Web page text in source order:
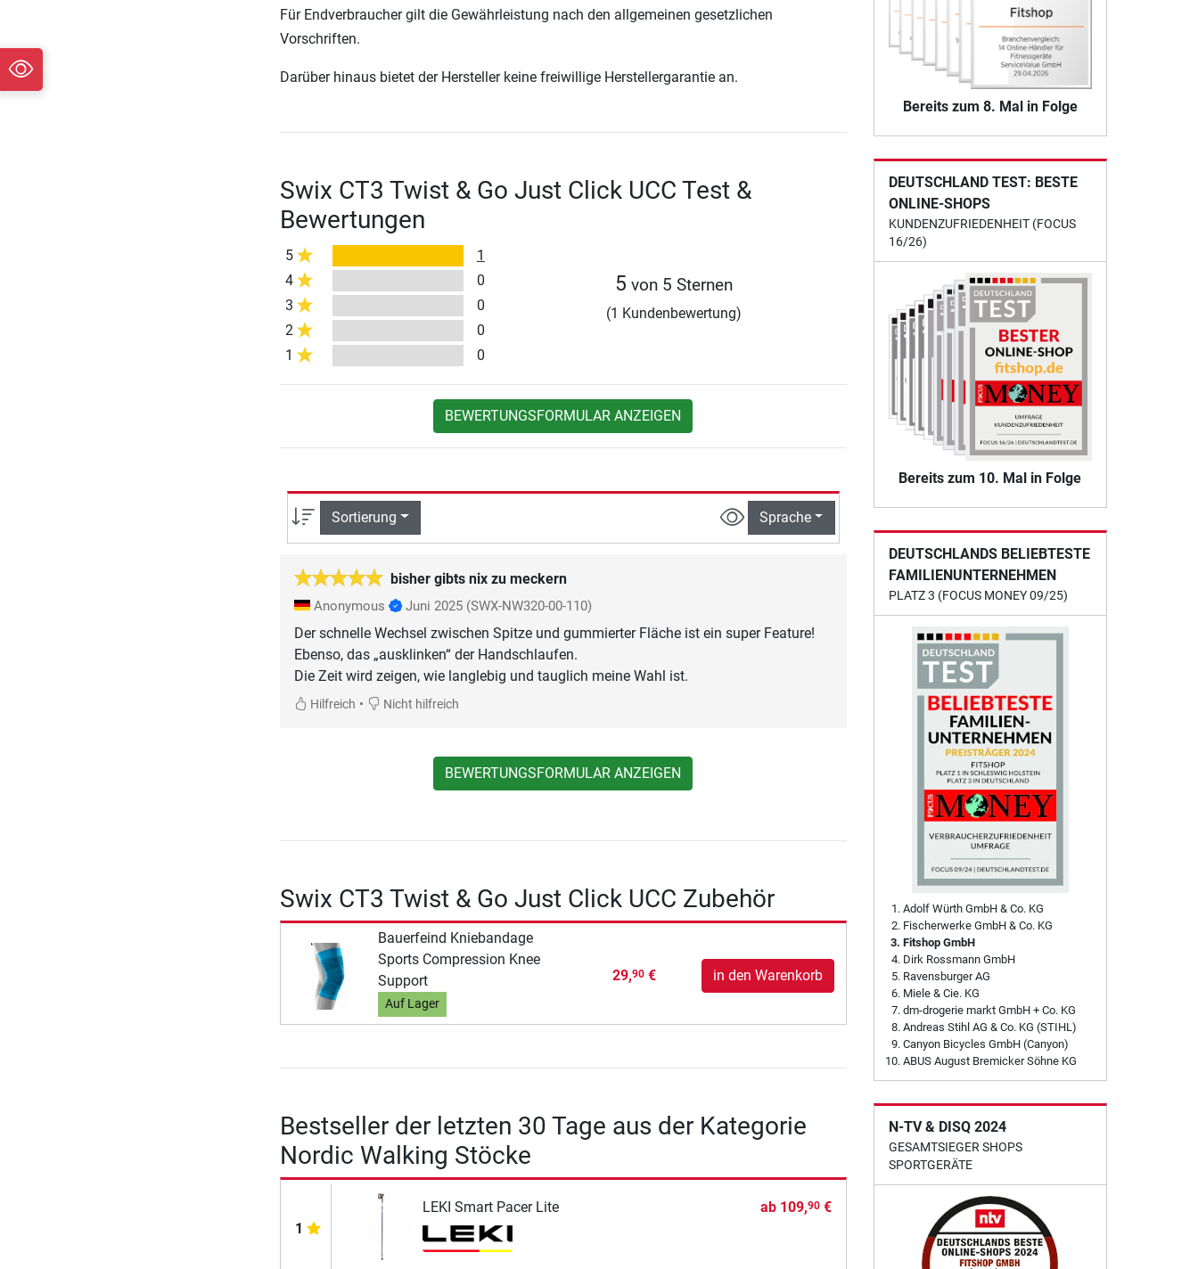
Für Endverbraucher gilt die Gewährleistung nach den allgemeinen gesetzlichen
Vorschriften.
Darüber hinaus bietet der Hersteller keine freiwillige Herstellergarantie an.
Swix CT3 Twist & Go Just Click UCC Test &
Bewertungen
5
1
4
0
3
0
2
0
1
0
5 von 5 Sternen
(1 Kundenbewertung)
BEWERTUNGSFORMULAR ANZEIGEN
Sortierung Sprache
bisher gibts nix zu meckern
Anonymous Juni 2025 (SWX-NW320-00-110)
Der schnelle Wechsel zwischen Spitze und gummierter Fläche ist ein super Feature!
Ebenso, das „ausklinken“ der Handschlaufen.
Die Zeit wird zeigen, wie langlebig und tauglich meine Wahl ist.
Hilfreich • Nicht hilfreich
BEWERTUNGSFORMULAR ANZEIGEN
Swix CT3 Twist & Go Just Click UCC Zubehör
Bauerfeind Kniebandage
Sports Compression Knee
Support
Auf Lager
29,90€ in den Warenkorb
Bestseller der letzten 30 Tage aus der Kategorie
Nordic Walking Stöcke
1
LEKI Smart Pacer Lite ab 109,90 €
Bereits zum 8. Mal in Folge
DEUTSCHLAND TEST: BESTE
ONLINE-SHOPS
KUNDENZUFRIEDENHEIT (FOCUS
16/26)
Bereits zum 10. Mal in Folge
DEUTSCHLANDS BELIEBTESTE
FAMILIENUNTERNEHMEN
PLATZ 3 (FOCUS MONEY 09/25)
Adolf Würth GmbH & Co. KG
Fischerwerke GmbH & Co. KG
Fitshop GmbH
Dirk Rossmann GmbH
Ravensburger AG
Miele & Cie. KG
dm-drogerie markt GmbH + Co. KG
Andreas Stihl AG & Co. KG (STIHL)
Canyon Bicycles GmbH (Canyon)
ABUS August Bremicker Söhne KG
N-TV & DISQ 2024
GESAMTSIEGER SHOPS
SPORTGERÄTE